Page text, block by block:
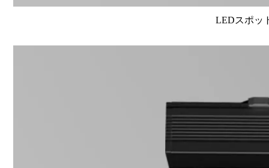
LEDスポッ